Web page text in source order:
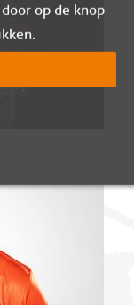
van
op de knop